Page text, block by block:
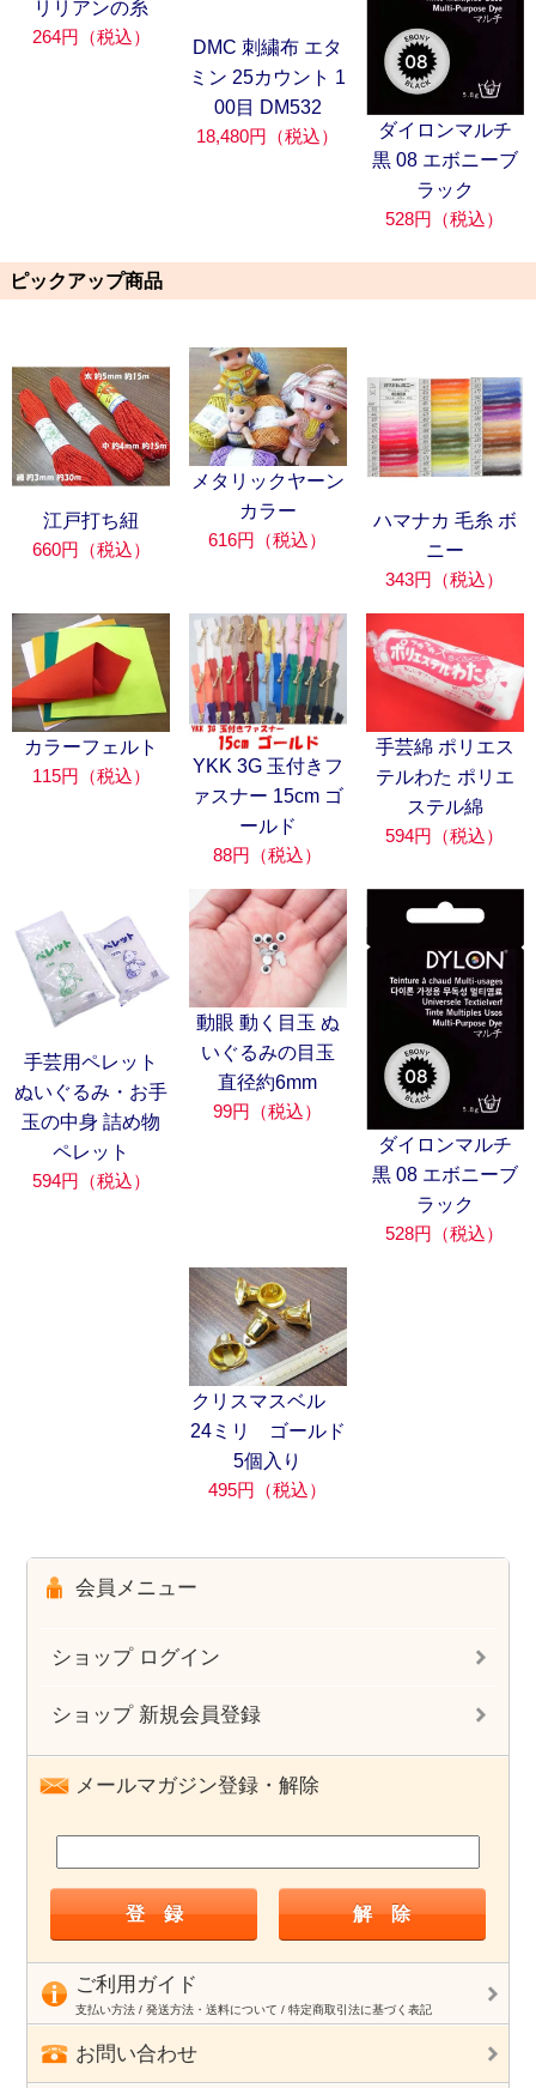
リリアンの糸
264円（税込）
DMC 刺繍布 エタ
ミン 25カウント 1
00目 DM532
18,480円（税込）
ダイロンマルチ
黒 08 エボニーブ
ラック
528円（税込）
ピックアップ商品
江戸打ち紐
660円（税込）
メタリックヤーン
カラー
616円（税込）
ハマナカ 毛糸 ボ
ニー
343円（税込）
カラーフェルト
115円（税込）
YKK 3G 玉付きフ
ァスナー 15cm ゴ
ールド
88円（税込）
手芸綿 ポリエス
テルわた ポリエ
ステル綿
594円（税込）
手芸用ペレット
ぬいぐるみ・お手
玉の中身 詰め物
ペレット
594円（税込）
動眼 動く目玉 ぬ
いぐるみの目玉
直径約6mm
99円（税込）
ダイロンマルチ
黒 08 エボニーブ
ラック
528円（税込）
クリスマスベル
24ミリ ゴールド
5個入り
495円（税込）
会員メニュー
ショップ ログイン
ショップ 新規会員登録
メールマガジン登録・解除
ご利用ガイド
支払い方法 / 発送方法・送料について / 特定商取引法に基づく表記
お問い合わせ